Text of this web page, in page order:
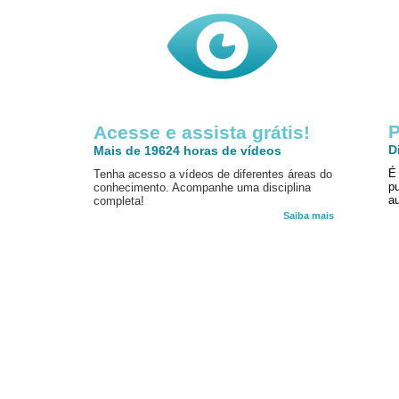
Acesse e assista grátis!
Mais de 19624 horas de vídeos
Tenha acesso a vídeos de diferentes áreas do
conhecimento. Acompanhe uma disciplina
completa!
Saiba mais